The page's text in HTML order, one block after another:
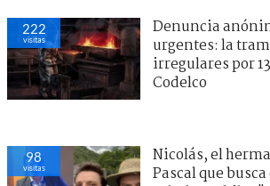
222
visitas
Denuncia
urgentes: la
irregulares por
Codelco
98
visitas
Nicolás, el
Pascal que